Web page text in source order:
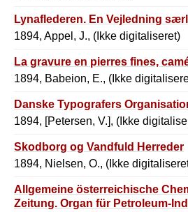
Lynaflederen. En Vejledning
1894, Appel, J., (Ikke digitaliseret)
La gravure en pierres fines,
1894, Babeion, E., (Ikke
Danske Typografers
1894, [Petersen, V.], (Ikke
Skodborg og Vandfuld Herreder
1894, Nielsen, O., (Ikke
Allgemeine österreichische
Zeitung. Organ für Petroleum-